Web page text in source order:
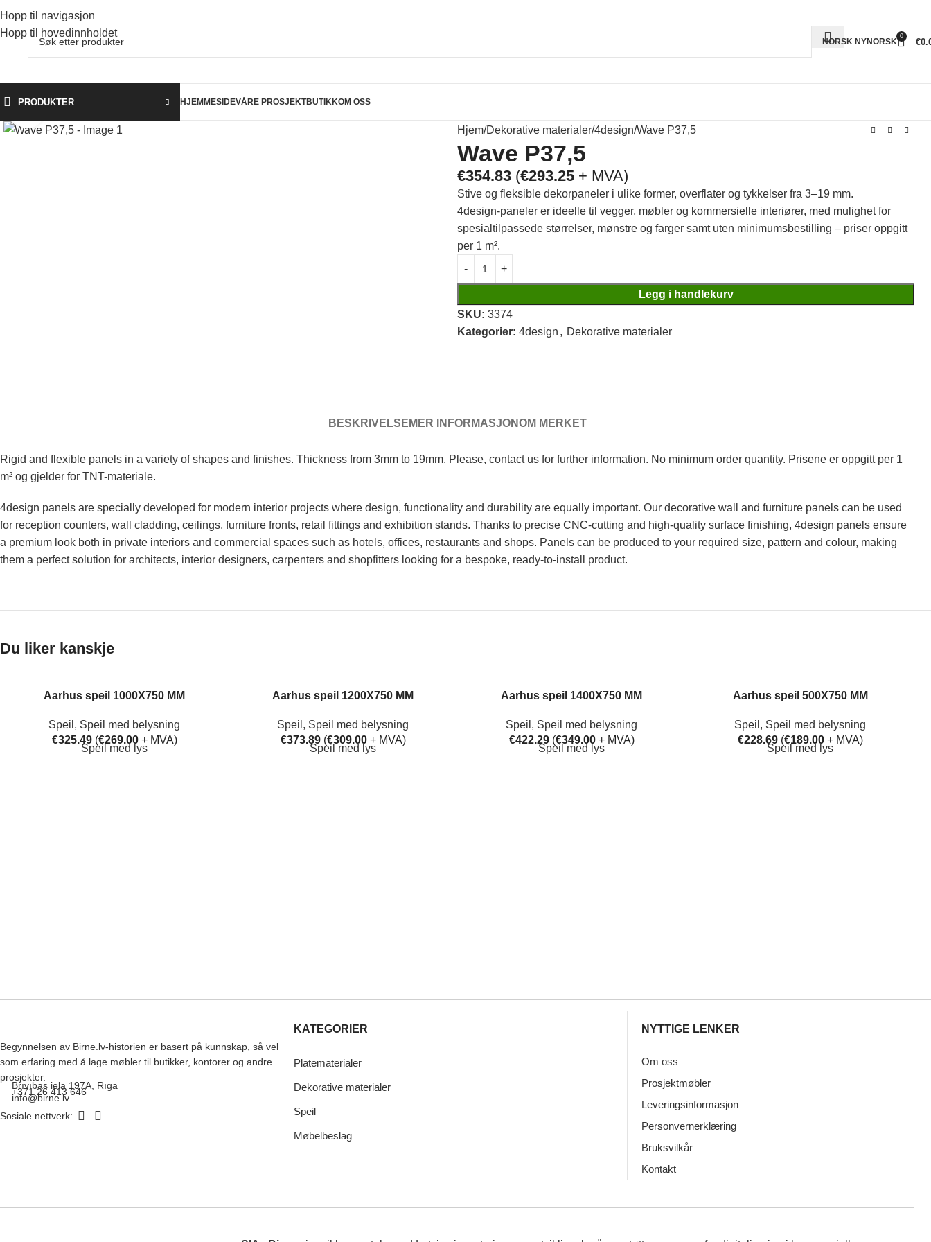
Hopp til navigasjon
Hopp til hovedinnholdet
NORSK NYNORSK
0
€
PRODUKTER HJEMMESIDEVÅRE PROSJEKTBUTIKKOM OSS
Hjem Dekorative materialer 4design Wave P37,5
Wave P37,5
€354.83 (€293.25 + MVA)
Stive og fleksible dekorpaneler i ulike former, overflater og tykkelser fra 3–19 mm.
4design-paneler er ideelle til vegger, møbler og kommersielle interiører, med mulighet for
spesialtilpassede størrelser, mønstre og farger samt uten minimumsbestilling – priser oppgitt
per 1 m².
Legg i handlekurv
SKU: 3374
Kategorier: 4design , Dekorative materialer
BESKRIVELSE MER INFORMASJONOM MERKET
Rigid and flexible panels in a variety of shapes and finishes. Thickness from 3mm to 19mm. Please, contact us for further information. No minimum order quantity. Prisene er oppgitt per 1
m² og gjelder for TNT-materiale.
4design panels are specially developed for modern interior projects where design, functionality and durability are equally important. Our decorative wall and furniture panels can be used
for reception counters, wall cladding, ceilings, furniture fronts, retail fittings and exhibition stands. Thanks to precise CNC-cutting and high-quality surface finishing, 4design panels ensure
a premium look both in private interiors and commercial spaces such as hotels, offices, restaurants and shops. Panels can be produced to your required size, pattern and colour, making
them a perfect solution for architects, interior designers, carpenters and shopfitters looking for a bespoke, ready-to-install product.
Du liker kanskje
Aarhus speil 1000X750 MM
Speil , Speil med belysning
€325.49 (€269.00+ MVA)
Speil med lys
Aarhus speil 1200X750 MM
Speil , Speil med belysning
€373.89 (€309.00+ MVA)
Speil med lys
Aarhus speil 1400X750 MM
Speil , Speil med belysning
€422.29 (€349.00+ MVA)
Speil med lys
Aarhus speil 500X750 MM
Speil , Speil med belysning
€228.69 (€189.00+ MVA)
Speil med lys
Begynnelsen av Birne.lv-historien er basert på kunnskap, så vel
som erfaring med å lage møbler til butikker, kontorer og andre
prosjekter.
Brīvības iela 197A, Rīga
+371 26 413 646
info@birne.lv
Sosiale nettverk:
KATEGORIER
Platematerialer
Dekorative materialer
Speil
Møbelbeslag
NYTTIGE LENKER
Om oss
Prosjektmøbler
Leveringsinformasjon
Personvernerklæring
Bruksvilkår
Kontakt